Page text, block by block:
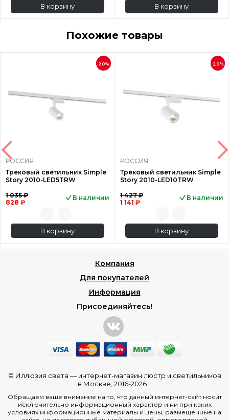
В корзину В корзину
Похожие товары
20%
РОССИЯ
Трековый светильник Simple
Story 2010-LED5TRW
1 035 ₽
828 ₽
В наличии
В корзину
20%
РОССИЯ
Трековый светильник Simple
Story 2010-LED10TRW
1 427 ₽
1 141 ₽
В наличии
В корзину
Компания
Для покупателей
Информация
Присоединяйтесь!
© Иллюзия света — интернет-магазин люстр и светильников
в Москве , 2016-2026.
Обращаем ваше внимание на то, что данный интернет-сайт носит
исключительно информационный характер и ни при каких
условиях информационные материалы и цены, размещенные на